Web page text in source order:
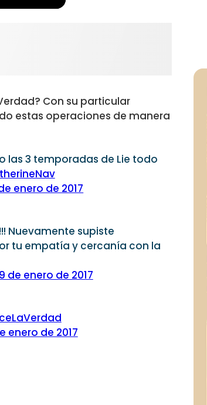
Con su particular
estas operaciones de manera
las 3 temporadas de Lie todo
enero de 2017
Nuevamente supiste
tu empatía y cercanía con la
9 de enero de 2017
enero de 2017